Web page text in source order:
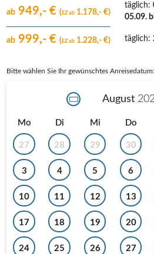
ab 949,- € (EZ ab 1.178,- €)
täglich:
05.09.
ab 999,- € (EZ ab 1.228,- €) täglich:
Bitte wählen Sie Ihr gewünschtes Anreisedatum:
August
Mo Di Mi Do
27 28 29 30
3 4 5 6
10 11 12 13
17 18 19 20
24 25 26 27